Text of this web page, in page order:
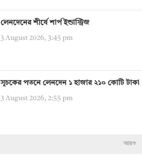
লেনদেনের শীর্ষে শার্প ইন্ডাস্ট্রিজ
3 August 2026, 3:45 pm
সূচকের পতনে লেনদেন ১ হাজার ২১০ কোটি টাকা
3 August 2026, 2:55 pm
আরও